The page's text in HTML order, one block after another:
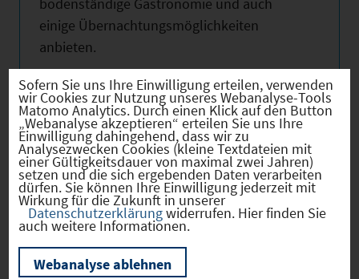
einige Übernachtungsmöglichkeiten
anbieten.
Nutzen Sie obenstehende Links für weitere
Informationen!
Hebesätze
Gewerbest
euerhebes
2025
Sofern Sie uns Ihre Einwilligung erteilen, verwenden
wir Cookies zur Nutzung unseres Webanalyse-Tools
Matomo Analytics. Durch einen Klick auf den Button
„Webanalyse akzeptieren“ erteilen Sie uns Ihre
Einwilligung dahingehend, dass wir zu
Analysezwecken Cookies (kleine Textdateien mit
einer Gültigkeitsdauer von maximal zwei Jahren)
setzen und die sich ergebenden Daten verarbeiten
dürfen. Sie können Ihre Einwilligung jederzeit mit
Wirkung für die Zukunft in unserer
Datenschutzerklärungwiderrufen. Hier finden Sie
auch weitere Informationen.
Webanalyse ablehnen